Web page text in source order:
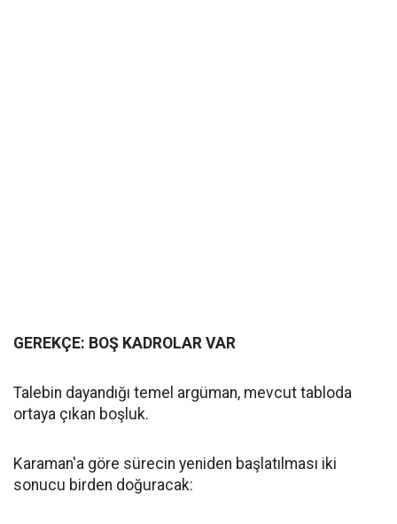
GEREKÇE: BOŞ KADROLAR VAR
Talebin dayandığı temel argüman, mevcut tabloda
ortaya çıkan boşluk.
Karaman'a göre sürecin yeniden başlatılması iki
sonucu birden doğuracak: